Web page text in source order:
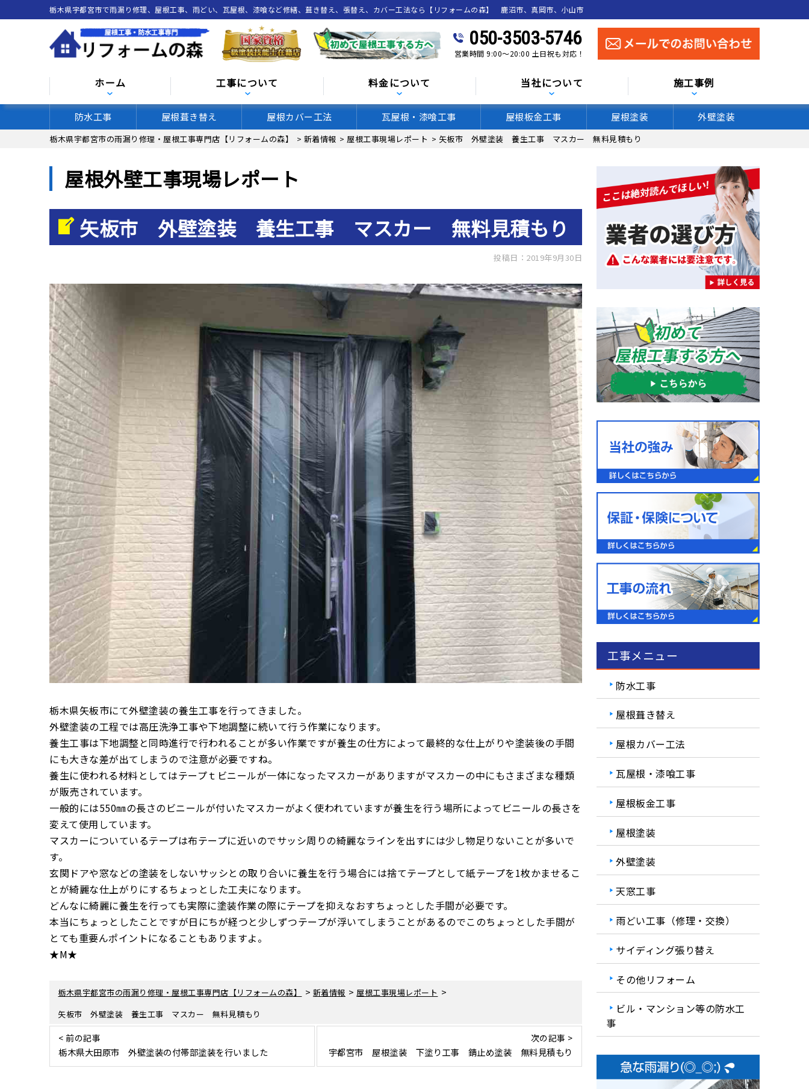
栃木県宇都宮市で雨漏り修理、屋根工事、雨どい、瓦屋根、漆喰など修繕、葺き替え、張替え、カバー工法なら【リフォームの森】 鹿沼市、真岡市、小山市
050-3503-5746
営業時間 9:00～20:00 土日祝も対応！
ホーム 工事について 料金について 当社について 施工事例
防水工事 屋根葺き替え 屋根カバー工法 瓦屋根・漆喰工事 屋根板金工事 屋根塗装 外壁塗装
栃木県宇都宮市の雨漏り修理・屋根工事専門店【リフォームの森】 > 新着情報 > 屋根工事現場レポート > 矢板市 外壁塗装 養生工事 マスカー 無料見積もり
屋根外壁工事現場レポート
矢板市 外壁塗装 養生工事 マスカー 無料見積もり
投稿日：2019年9月30日
栃木県矢板市にて外壁塗装の養生工事を行ってきました。
外壁塗装の工程では高圧洗浄工事や下地調整に続いて行う作業になります。
養生工事は下地調整と同時進行で行われることが多い作業ですが養生の仕方によって最終的な仕上がりや塗装後の手間
にも大きな差が出てしまうので注意が必要ですね。
養生に使われる材料としてはテープｔビニールが一体になったマスカーがありますがマスカーの中にもさまざまな種類
が販売されています。
一般的には550㎜の長さのビニールが付いたマスカーがよく使われていますが養生を行う場所によってビニールの長さを
変えて使用しています。
マスカーについているテープは布テープに近いのでサッシ周りの綺麗なラインを出すには少し物足りないことが多いで
す。
玄関ドアや窓などの塗装をしないサッシとの取り合いに養生を行う場合には捨てテープとして紙テープを1枚かませるこ
とが綺麗な仕上がりにするちょっとした工夫になります。
どんなに綺麗に養生を行っても実際に塗装作業の際にテープを抑えなおすちょっとした手間が必要です。
本当にちょっとしたことですが日にちが経つと少しずつテープが浮いてしまうことがあるのでこのちょっとした手間が
とても重要んポイントになることもありますよ。
★M★
栃木県宇都宮市の雨漏り修理・屋根工事専門店【リフォームの森】 > 新着情報 > 屋根工事現場レポート >
矢板市 外壁塗装 養生工事 マスカー 無料見積もり
< 前の記事
栃木県大田原市 外壁塗装の付帯部塗装を行いました
次の記事 >
宇都宮市 屋根塗装 下塗り工事 錆止め塗装 無料見積もり
工事メニュー
防水工事
屋根葺き替え
屋根カバー工法
瓦屋根・漆喰工事
屋根板金工事
屋根塗装
外壁塗装
天窓工事
雨どい工事（修理・交換）
サイディング張り替え
その他リフォーム
ビル・マンション等の防水工
事